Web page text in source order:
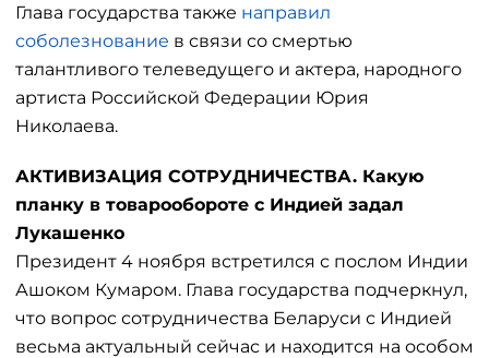
Глава государства также направил
соболезнование в связи со смертью
талантливого телеведущего и актера, народного
артиста Российской Федерации Юрия
Николаева.
АКТИВИЗАЦИЯ СОТРУДНИЧЕСТВА. Какую
планку в товарообороте с Индией задал
Лукашенко
Президент 4 ноября встретился с послом Индии
Ашоком Кумаром. Глава государства подчеркнул,
что вопрос сотрудничества Беларуси с Индией
весьма актуальный сейчас и находится на особом